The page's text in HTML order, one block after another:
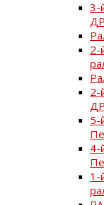
3-
2-
2-
5-
4-
1-